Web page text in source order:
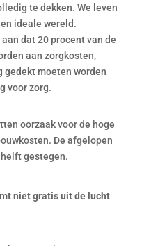
te dekken. We leven
ideale wereld.
dat 20 procent van de
aan zorgkosten,
gedekt moeten worden
voor zorg.
oorzaak voor de hoge
De afgelopen
gestegen.
niet gratis uit de lucht